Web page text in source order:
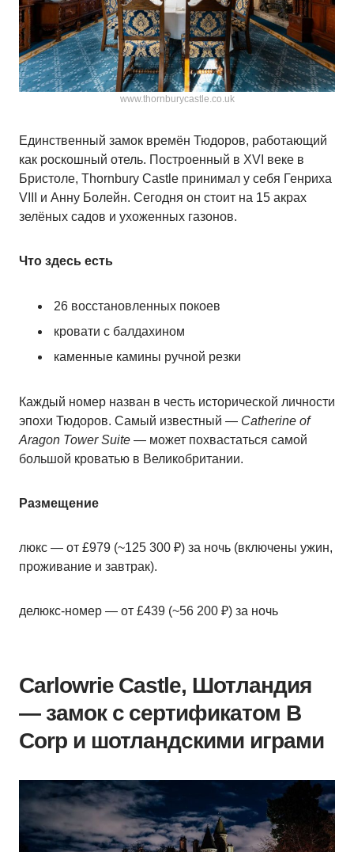
www.thornburycastle.co.uk
Единственный замок времён Тюдоров, работающий
как роскошный отель. Построенный в XVI веке в
Бристоле, Thornbury Castle принимал у себя Генриха
VIII и Анну Болейн. Сегодня он стоит на 15 акрах
зелёных садов и ухоженных газонов.
Что здесь есть
26 восстановленных покоев
кровати с балдахином
каменные камины ручной резки
Каждый номер назван в честь исторической личности
эпохи Тюдоров. Самый известный — Catherine of
Aragon Tower Suite — может похвастаться самой
большой кроватью в Великобритании.
Размещение
люкс — от £979 (~125 300 ₽) за ночь (включены ужин,
проживание и завтрак).
делюкс-номер — от £439 (~56 200 ₽) за ночь
Carlowrie Castle, Шотландия
— замок с сертификатом B
Corp и шотландскими играми